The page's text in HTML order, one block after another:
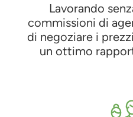
Lavorando
commissioni di
di negoziare i
un ottimo